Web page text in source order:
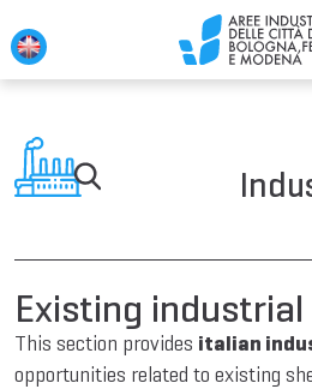
Existing
This section provides italian
opportunities related to existing